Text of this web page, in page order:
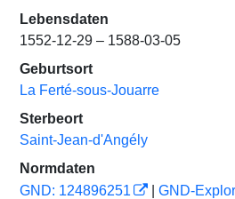
Lebensdaten
1552-12-29 – 1588-03-05
Geburtsort
La Ferté-sous-Jouarre
Sterbeort
Saint-Jean-d'Angély
Normdaten
GND: 124896251
GND-